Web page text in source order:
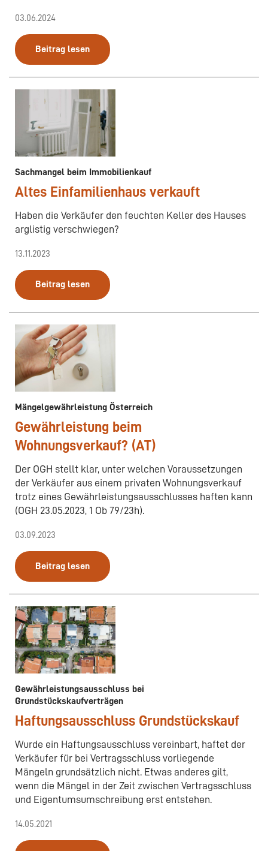
03.06.2024
Beitrag lesen
Sachmangel beim Immobilienkauf
Altes Einfamilienhaus verkauft
Haben die Verkäufer den feuchten Keller des Hauses
arglistig verschwiegen?
13.11.2023
Beitrag lesen
Mängelgewährleistung Österreich
Gewährleistung beim
Wohnungsverkauf? (AT)
Der OGH stellt klar, unter welchen Voraussetzungen
der Verkäufer aus einem privaten Wohnungsverkauf
trotz eines Gewährleistungsausschlusses haften kann
(OGH 23.05.2023, 1 Ob 79/23h).
03.09.2023
Beitrag lesen
Gewährleistungsausschluss bei
Grundstückskaufverträgen
Haftungsausschluss Grundstückskauf
Wurde ein Haftungsausschluss vereinbart, haftet der
Verkäufer für bei Vertragsschluss vorliegende
Mängeln grundsätzlich nicht. Etwas anderes gilt,
wenn die Mängel in der Zeit zwischen Vertragsschluss
und Eigentumsumschreibung erst entstehen.
14.05.2021